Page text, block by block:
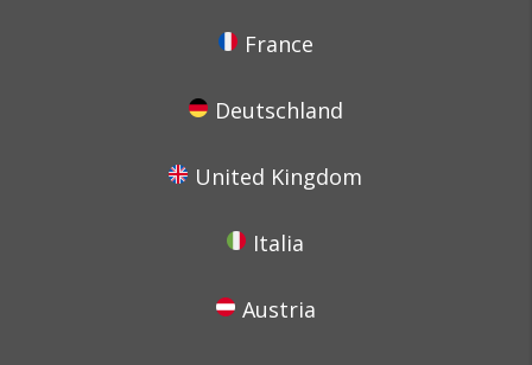
France
Deutschland
United Kingdom
Italia
Austria